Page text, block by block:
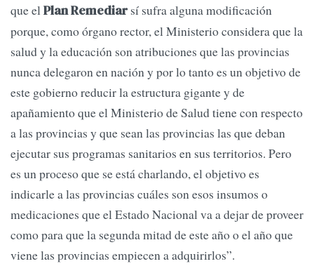
que el Plan Remediar sí sufra alguna modificación
porque, como órgano rector, el Ministerio considera que la
salud y la educación son atribuciones que las provincias
nunca delegaron en nación y por lo tanto es un objetivo de
este gobierno reducir la estructura gigante y de
apañamiento que el Ministerio de Salud tiene con respecto
a las provincias y que sean las provincias las que deban
ejecutar sus programas sanitarios en sus territorios. Pero
es un proceso que se está charlando, el objetivo es
indicarle a las provincias cuáles son esos insumos o
medicaciones que el Estado Nacional va a dejar de proveer
como para que la segunda mitad de este año o el año que
viene las provincias empiecen a adquirirlos”.